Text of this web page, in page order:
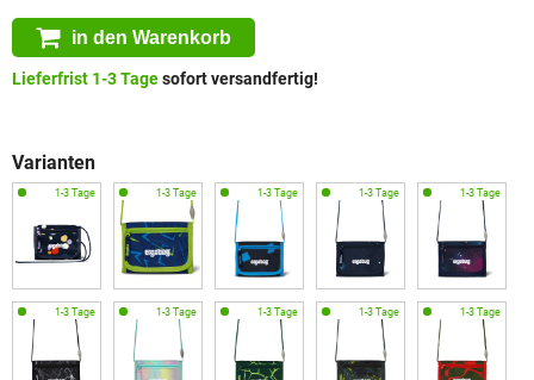
in den Warenkorb
Lieferfrist 1-3 Tagesofort versandfertig!
Varianten